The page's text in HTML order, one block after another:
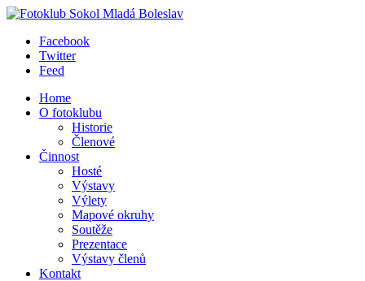
Facebook
Twitter
Feed
Home
O fotoklubu
Historie
Členové
Činnost
Hosté
Výstavy
Výlety
Mapové okruhy
Soutěže
Prezentace
Výstavy členů
Kontakt